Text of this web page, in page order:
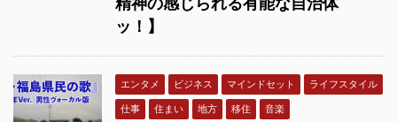
ッ！】
エンタメ ビジネス マインドセット
ライフスタイル
仕事
住まい 地方 移住 音楽